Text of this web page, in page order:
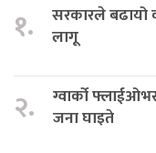
१.
सरकारले बढायो
लागू
२.
ग्वार्को
जना घाइते